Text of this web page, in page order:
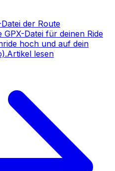
der Route
GPX-Datei für deinen Ride
hoch und auf dein
Artikel lesen